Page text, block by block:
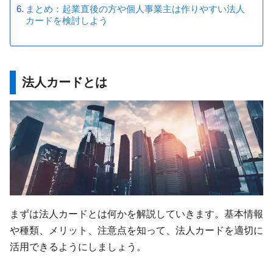
まとめ：起業直後の方や個人事業主は作りやすい法人
カードを検討しよう
法人カードとは
まずは法人カードとは何かを解説していきます。基本情報
や種類、メリット、注意点を知って、法人カードを適切に
活用できるようにしましょう。